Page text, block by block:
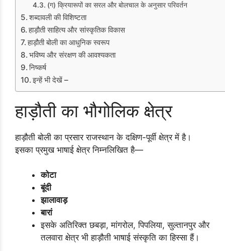
(ग) क्रियारूपों का सरल और बोलचाल के अनुसार परिवर्तन
शब्दावली की विशिष्टता
हाड़ौती साहित्य और सांस्कृतिक विकास
हाड़ौती बोली का आधुनिक स्वरूप
भविष्य और संरक्षण की आवश्यकता
निष्कर्ष
इन्हें भी देखें –
हाड़ौती का भौगोलिक क्षेत्र
हाड़ौती बोली का प्रसार राजस्थान के दक्षिण-पूर्वी क्षेत्र में है।
इसका प्रमुख भाषाई क्षेत्र निम्नलिखित है—
कोटा
बूंदी
झालावाड़
बारां
इसके अतिरिक्त छबड़ा, मांगरोल, पिपलिया, सुल्तानपुर और
तलवारा क्षेत्र भी हाड़ौती भाषाई संस्कृति का हिस्सा हैं।